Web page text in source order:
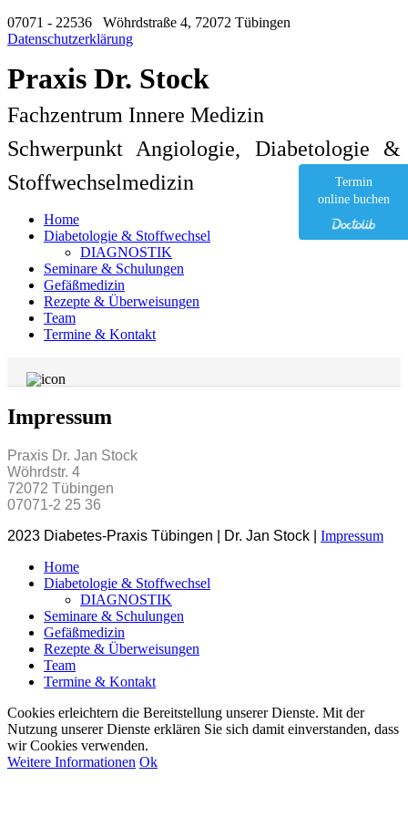
07071 - 22536 Wöhrdstraße 4, 72072 Tübingen
Datenschutzerklärung
Praxis Dr. Stock
Fachzentrum Innere Medizin
Schwerpunkt Angiologie, Diabetologie &
Stoffwechselmedizin
Termin
online buchen
Home
Diabetologie & Stoffwechsel
DIAGNOSTIK
Seminare & Schulungen
Gefäßmedizin
Rezepte & Überweisungen
Team
Termine & Kontakt
Impressum
Praxis Dr. Jan Stock
Wöhrdstr. 4
72072 Tübingen
07071-2 25 36
2023 Diabetes-Praxis Tübingen | Dr. Jan Stock |
Impressum
Home
Diabetologie & Stoffwechsel
DIAGNOSTIK
Seminare & Schulungen
Gefäßmedizin
Rezepte & Überweisungen
Team
Termine & Kontakt
Cookies erleichtern die Bereitstellung unserer Dienste. Mit der
Nutzung unserer Dienste erklären Sie sich damit einverstanden, dass
wir Cookies verwenden.
Weitere Informationen Ok